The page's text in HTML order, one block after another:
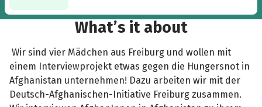
What’s it about
Wir sind vier Mädchen aus Freiburg und wollen mit
einem Interviewprojekt etwas gegen die Hungersnot in
Afghanistan unternehmen! Dazu arbeiten wir mit der
Deutsch-Afghanischen-Initiative Freiburg zusammen.